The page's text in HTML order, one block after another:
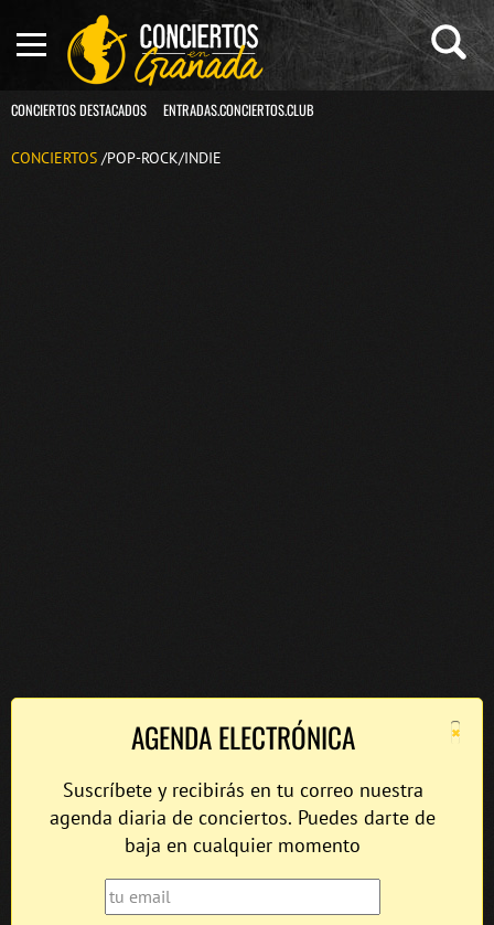
CONCIERTOS DESTACADOS ENTRADAS.CONCIERTOS.CLUB
CONCIERTOS /POP-ROCK/INDIE
×
AGENDA ELECTRÓNICA
Suscríbete y recibirás en tu correo nuestra
agenda diaria de conciertos. Puedes darte de
baja en cualquier momento